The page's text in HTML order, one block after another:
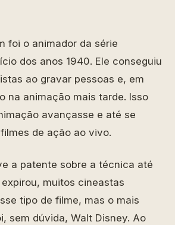
foi o animador da série
dos anos 1940. Ele conseguiu
ao gravar pessoas e, em
na animação mais tarde. Isso
avançasse e até se
de ação ao vivo.
a patente sobre a técnica até
muitos cineastas
tipo de filme, mas o mais
sem dúvida, Walt Disney. Ao